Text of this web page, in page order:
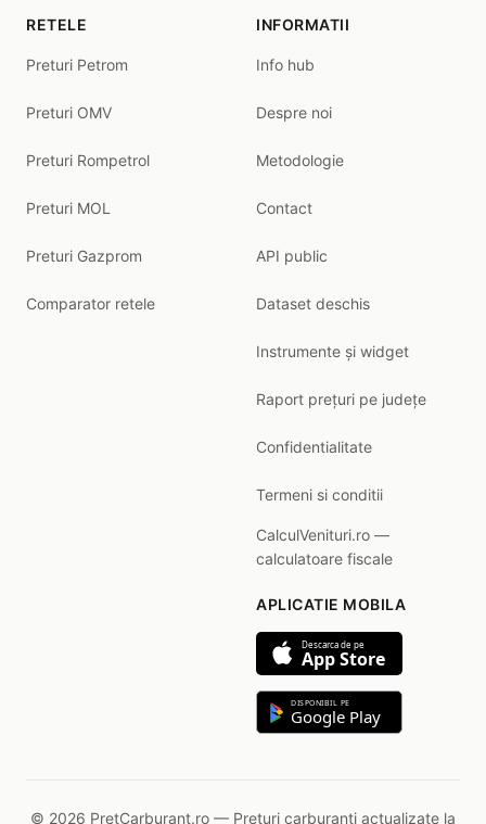
RETELE
Preturi Petrom
Preturi OMV
Preturi Rompetrol
Preturi MOL
Preturi Gazprom
Comparator retele
INFORMATII
Info hub
Despre noi
Metodologie
Contact
API public
Dataset deschis
Instrumente și widget
Raport prețuri pe județe
Confidentialitate
Termeni si conditii
CalculVenituri.ro —
calculatoare fiscale
APLICATIE MOBILA
Descarca de pe
App Store
DISPONIBIL PE
Google Play
© 2026 PretCarburant.ro — Prețuri carburanți actualizate la